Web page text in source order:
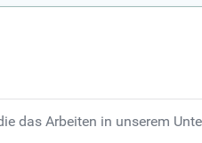
das Arbeiten in unserem